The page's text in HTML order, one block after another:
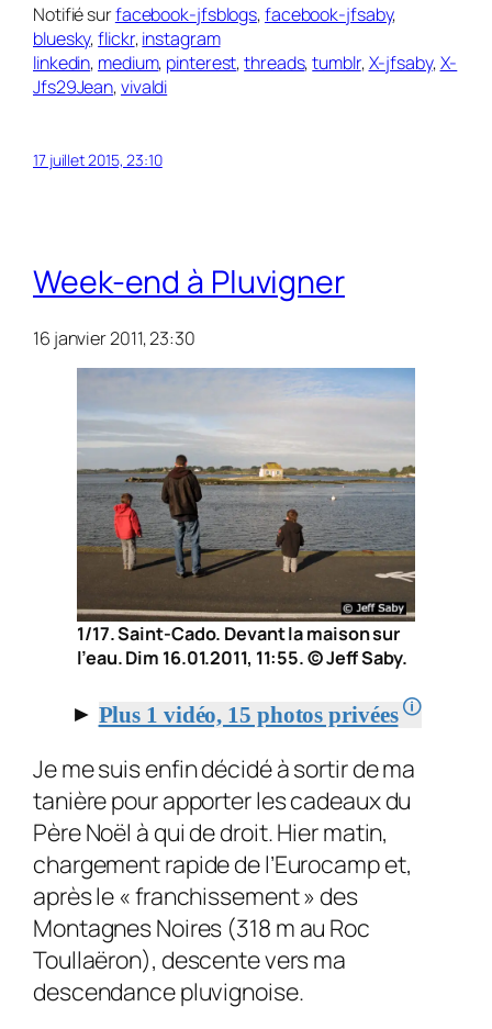
Notifié surfacebook-jfsblogs,facebook-jfsaby,
bluesky,flickr,instagram
linkedin, medium, pinterest,threads,tumblr,X-jfsaby,X-
Jfs29Jean,vivaldi
17 juillet 2015, 23:10
Week-end à Pluvigner
16 janvier 2011, 23:30
1/17. Saint-Cado. Devant la maison sur
l’eau. Dim 16.01.2011, 11:55. © Jeff Saby.
► Plus 1 vidéo, 15 photos privées 🛈
Je me suis enfin décidé à sortir de ma
tanière pour apporter les cadeaux du
Père Noël à qui de droit. Hier matin,
chargement rapide de l’Eurocamp et,
après le « franchissement » des
Montagnes Noires (318 m au Roc
Toullaëron), descente vers ma
descendance pluvignoise.